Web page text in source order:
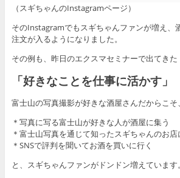
（スギちゃんのInstagramページ）
そのInstagramでもスギちゃんファンが増え、
注文が入るようになりました。
その例も、昨日のエクスマセミナーで出てきた
「好きなことを仕事に活かす」
富士山の写真撮影が好きな酒屋さんだからこそ、
＊写真に写る富士山が好きな人が酒屋に集う
＊富士山写真を通じて知ったスギちゃんのお
＊SNSで評判を聞いてお酒を買いに行く
と、スギちゃんファンがドンドン増えています。